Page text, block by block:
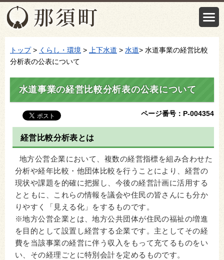
トップ> くらし・環境 > 上下水道 > 水道> 水道事業の経営比較
分析表の公表について
水道事業の経営比較分析表の公表について
ページ番号：P-004354
経営比較分析表とは
地方公営企業において、複数の経営指標を組み合わせた
分析や経年比較・他団体比較を行うことにより、経営の
現状や課題を的確に把握し、今後の経営計画に活用する
とともに、これらの情報を議会や住民の皆さんにも分か
りやすく「見える化」をするものです。
※地方公営企業とは、地方公共団体が住民の福祉の増進
を目的として設置し経営する企業です。主としてその経
費を当該事業の経営に伴う収入をもって充てるものをい
い、その経理ごとに特別会計を定めるものです。